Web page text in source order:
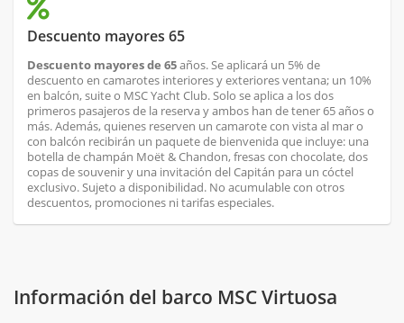
Descuento mayores 65
Descuento mayores de 65años. Se aplicará un 5% de
descuento en camarotes interiores y exteriores ventana; un 10%
en balcón, suite o MSC Yacht Club. Solo se aplica a los dos
primeros pasajeros de la reserva y ambos han de tener 65 años o
más. Además, quienes reserven un camarote con vista al mar o
con balcón recibirán un paquete de bienvenida que incluye: una
botella de champán Moët & Chandon, fresas con chocolate, dos
copas de souvenir y una invitación del Capitán para un cóctel
exclusivo. Sujeto a disponibilidad. No acumulable con otros
descuentos, promociones ni tarifas especiales.
Información del barco MSC Virtuosa